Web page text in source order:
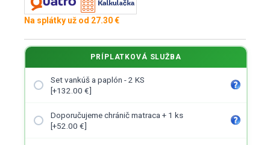
Na splátky už od 27.30 €
PRÍPLATKOVÁ SLUŽBA
Set vankúš a paplón - 2 KS
[+132.00 €]
Doporučujeme chránič matraca + 1 ks
[+52.00 €]